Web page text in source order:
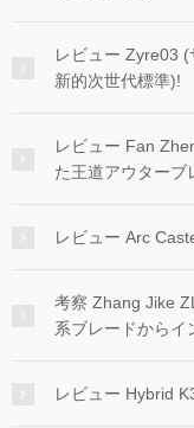
レビュー Zyre03
新的次世代標準)!
レビュー Fan
た王道アウターブ
レビュー Arc
考察 Zhang Jike
系ブレードからイ
レビュー Hybrid